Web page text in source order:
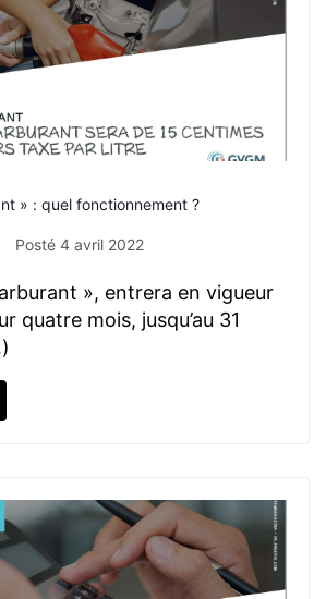
» : quel fonctionnement ?
Posté 4 avril 2022
», entrera en vigueur
quatre mois, jusqu’au 31